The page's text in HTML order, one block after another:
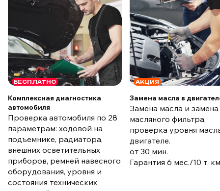
БЕСПЛАТНО
Комплексная диагностика
автомобиля
Проверка автомобиля по 28
параметрам: ходовой на
подъемнике, радиатора,
внешних осветительных
приборов, ремней навесного
оборудования, уровня и
состояния технических
АКЦИЯ
Замена масла в
Замена масла и замена
масляного фильтра,
проверка уровня
двигателе.
от 30 мин.
Гарантия 6 мес./10 т.